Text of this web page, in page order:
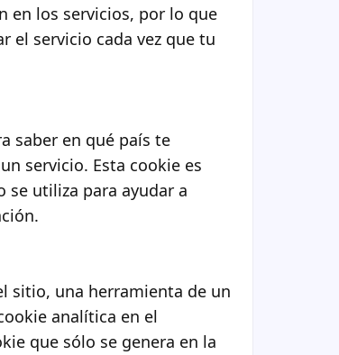
en los servicios, por lo que
el servicio cada vez que tu
saber en qué país te
servicio. Esta cookie es
se utiliza para ayudar a
sitio, una herramienta de un
analítica en el
que sólo se genera en la